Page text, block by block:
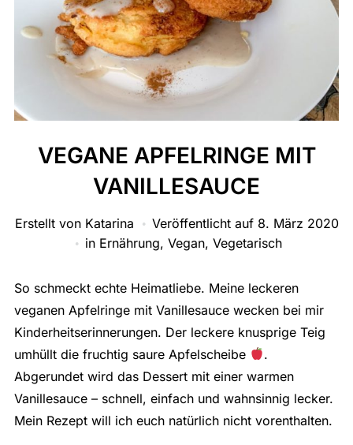
VEGANE APFELRINGE MIT
VANILLESAUCE
Erstellt von Katarina Veröffentlicht auf 8. März 2020
in Ernährung, Vegan, Vegetarisch
So schmeckt echte Heimatliebe. Meine leckeren
veganen Apfelringe mit Vanillesauce wecken bei mir
Kinderheitserinnerungen. Der leckere knusprige Teig
umhüllt die fruchtig saure Apfelscheibe
.
Abgerundet wird das Dessert mit einer warmen
Vanillesauce – schnell, einfach und wahnsinnig lecker.
Mein Rezept will ich euch natürlich nicht vorenthalten.